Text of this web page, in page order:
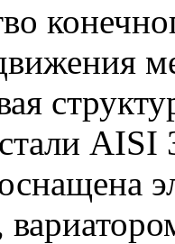
AISI